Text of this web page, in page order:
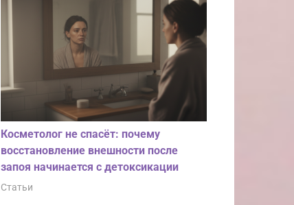
Косметолог не спасёт: почему
восстановление внешности после
запоя начинается с детоксикации
Статьи